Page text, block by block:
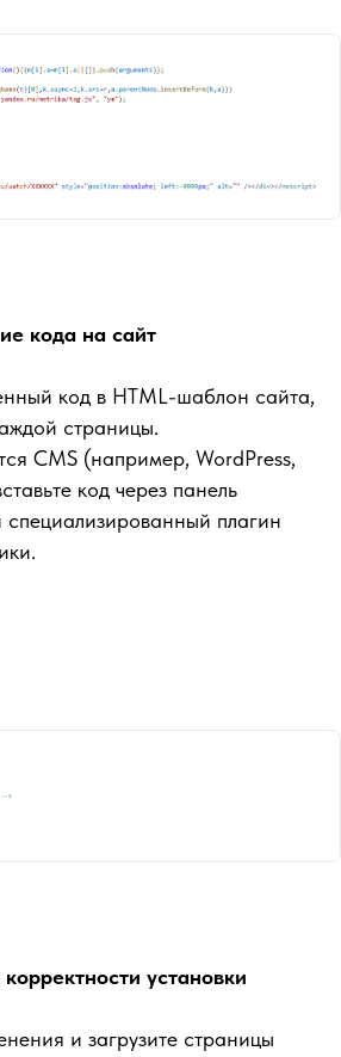
кода на сайт
код в HTML-шаблон сайта,
страницы.
CMS (например, WordPress,
код через панель
специализированный плагин
установки
и загрузите страницы